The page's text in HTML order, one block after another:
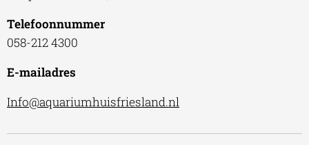
Telefoonnummer
058-212 4300
E-mailadres
Info@aquariumhuisfriesland.nl